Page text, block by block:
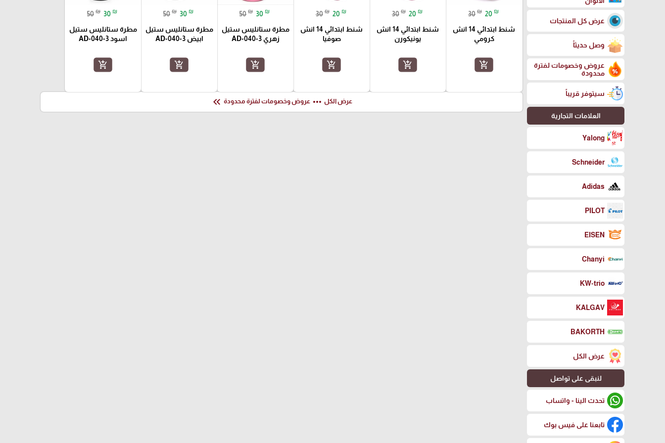
عرض كل المنتجات
وصل حديثاً
عروض وخصومات لفترة
محدودة
سيتوفر قريباً
العلامات التجارية
Yalong
Schneider
Adidas
PILOT
EISEN
Chanyi
KW-trio
KALGAV
BAKORTH
عرض الكل
لنبقى على تواصل
تحدث الينا - واتساب
تابعنا على فيس بوك
30 ₪ 20 ₪
شنط ابتدائي 14 انش
كرومي
add_shopping_cart
30 ₪ 20 ₪
شنط ابتدائي 14 انش
يونيكورن
add_shopping_cart
30 ₪ 20 ₪
شنط ابتدائي 14 انش
صوفيا
add_shopping_cart
50 ₪ 30 ₪
مطرة ستانليس ستيل
زهري AD-040-3
add_shopping_cart
50 ₪ 30 ₪
مطرة ستانليس ستيل
ابيض AD-040-3
add_shopping_cart
50 ₪ 30 ₪
مطرة ستانليس ستيل
اسود AD-040-3
add_shopping_cart
عرض الكل more_horiz عروض وخصومات لفترة محدودة keyboard_double_arrow_left